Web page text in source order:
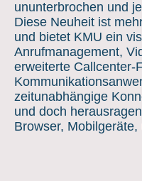
ununterbrochen und
Diese Neuheit ist
und bietet KMU ein
Anrufmanagement,
erweiterte Callcenter-
zeitunabhängige
und doch
Browser, Mobilgeräte,